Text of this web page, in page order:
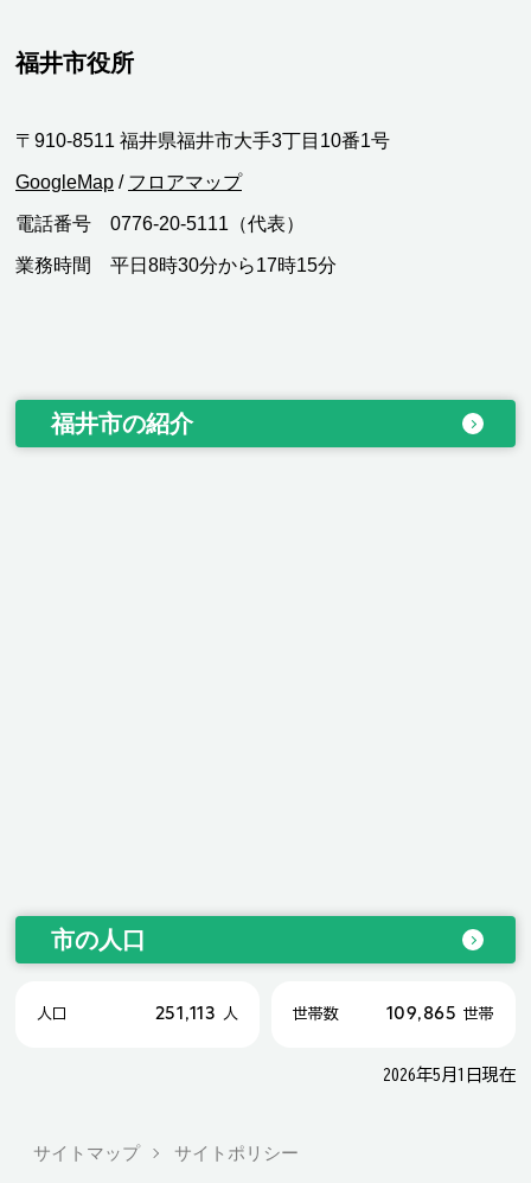
福井市役所
〒910-8511 福井県福井市大手3丁目10番1号
GoogleMap / フロアマップ
電話番号 0776-20-5111（代表）
業務時間 平日8時30分から17時15分
福井市の紹介
市の人口
人口 251,113 人 世帯数 109,865 世帯
2026年5月1日現在
サイトマップ サイトポリシー